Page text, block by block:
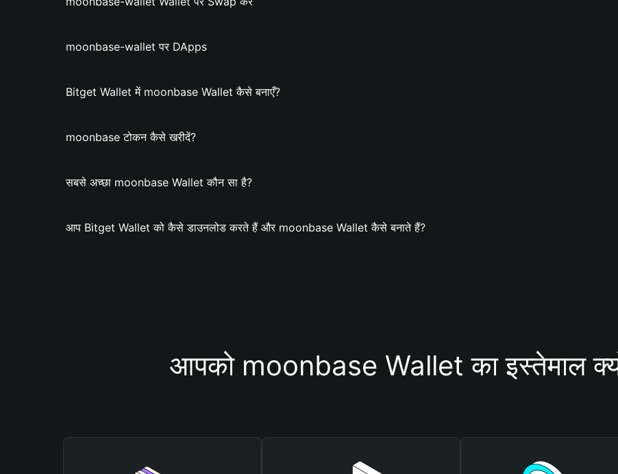
moonbase-wallet पर DApps
Bitget Wallet में moonbase Wallet कैसे बनाएँ?
moonbase टोकन कैसे खरीदें?
सबसे अच्छा moonbase Wallet कौन सा है?
आप Bitget Wallet को कैसे डाउनलोड करते हैं और moonbase Wallet कैसे बनाते हैं?
आपको moonbase Wallet का इस्तेमाल